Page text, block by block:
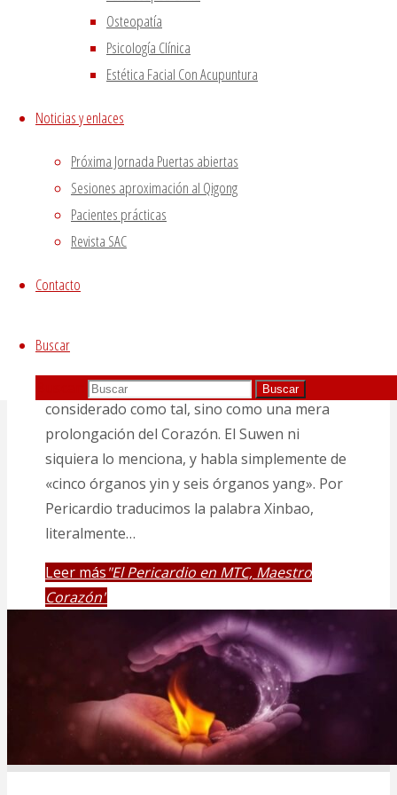
Osteopatía
Psicología Clínica
Estética Facial Con Acupuntura
Noticias y enlaces
Próxima Jornada Puertas abiertas
Sesiones aproximación al Qigong
Pacientes prácticas
Revista SAC
Contacto
Buscar
Buscar
El Pericardio en MTC,
órganos. De hecho, por lo general no es
considerado como tal, sino como una mera
prolongación del Corazón. El Suwen ni
siquiera lo menciona, y habla simplemente de
«cinco órganos yin y seis órganos yang». Por
Pericardio traducimos la palabra Xinbao,
literalmente…
Leer más"El Pericardio en MTC, Maestro
Corazón"